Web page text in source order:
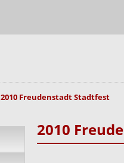
2010 Freudenstadt Stadtfest
2010